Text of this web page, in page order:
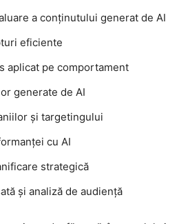
a conținutului generat de AI
eficiente
aplicat pe comportament
generate de AI
și targetingului
cu AI
strategică
și analiză de audiență